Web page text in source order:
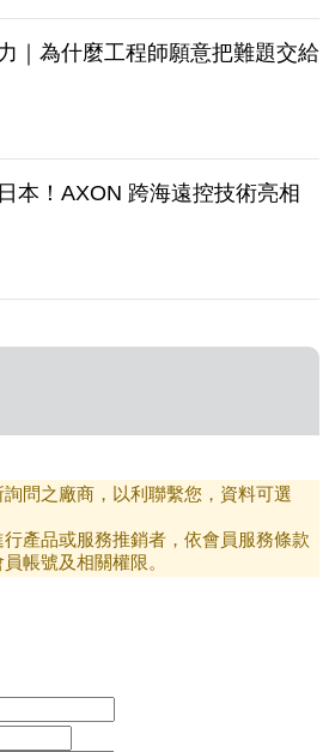
｜為什麼工程師願意把難題交給
本！AXON 跨海遠控技術亮相
問之廠商，以利聯繫您，資料可選
產品或服務推銷者，依會員服務條款
帳號及相關權限。